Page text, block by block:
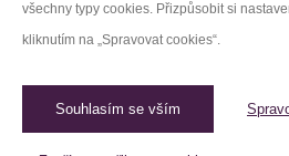
všechny typy cookies. Přizpůsobit si
kliknutím na „Spravovat cookies“.
Souhlasím se vším
LinkedIn